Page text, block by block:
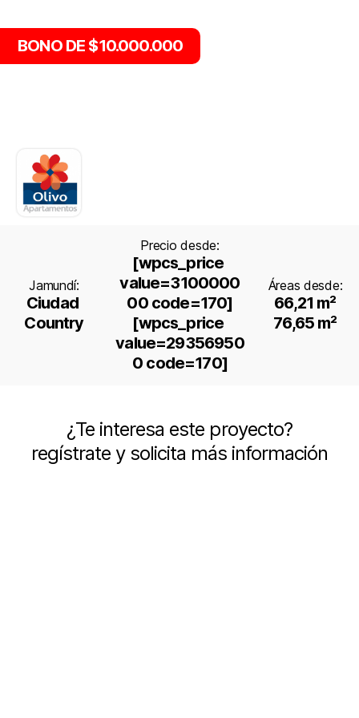
BONO DE $10.000.000
Jamundí:
Ciudad
Country
Precio desde:
[wpcs_price
value=3100000
00 code=170]
[wpcs_price
value=29356950
0 code=170]
Áreas desde:
66,21 m²
76,65 m²
¿Te interesa este proyecto?
regístrate y solicita más información